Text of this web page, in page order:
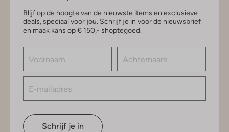
Blijf op de hoogte van de nieuwste items en exclusieve
deals, speciaal voor jou. Schrijf je in voor de nieuwsbrief
en maak kans op € 150,- shoptegoed.
Schrijf je in